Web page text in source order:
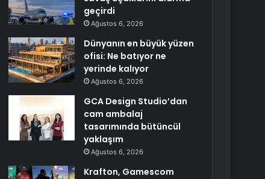
geçirdi
Ağustos 6, 2026
Dünyanın en büyük yüzen
ofisi: Ne batıyor ne
yerinde kalıyor
Ağustos 6, 2026
GCA Design Studio’dan
cam ambalaj
tasarımında bütüncül
yaklaşım
Ağustos 6, 2026
Krafton, Gamescom